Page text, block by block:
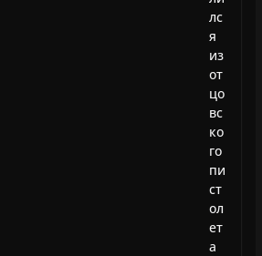
лс
я
из
от
цо
вс
ко
го
пи
ст
ол
ет
а